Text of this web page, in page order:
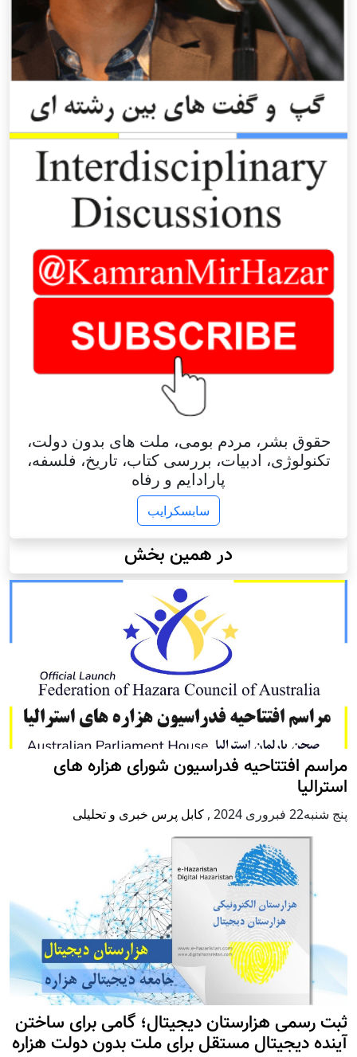
حقوق بشر، مردم بومی، ملت های بدون دولت،
تکنولوژی، ادبیات، بررسی کتاب، تاریخ، فلسفه،
پارادایم و رفاه
سابسکرایب
در همین بخش
مراسم افتتاحیه فدراسیون شورای هزاره های
استرالیا
پنج شنبه22 فبروری 2024 , کابل پرس خبری و تحلیلی
ثبت رسمی هزارستان دیجیتال؛ گامی برای ساختن
آینده دیجیتال مستقل برای ملت بدون دولت هزاره